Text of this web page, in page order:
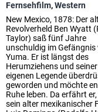
Fernsehfilm,Western
New Mexico, 1878: Der
Revolverheld Ben Wyatt
Taylor) saß fünf Jahre
unschuldig im Gefängnis
Yuma. Er ist längst des
Herumziehens und seiner
eigenen Legende
geworden und möchte
Ruhe leben. Da erfährt
sein alter mexikanischer